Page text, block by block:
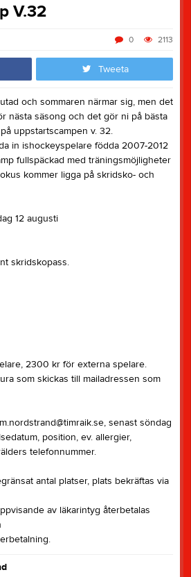
V.32
2113
0
Tweeta
och sommaren närmar sig, men det
nästa säsong och det gör ni på bästa
uppstartscampen v. 32.
in ishockeyspelare födda 2007-2012
fullspäckad med träningsmöjligheter
kommer ligga på skridsko- och
12 augusti
skridskopass.
2300 kr för externa spelare.
som skickas till mailadressen som
senast söndag
position, ev. allergier,
telefonnummer.
antal platser, plats bekräftas via
av läkarintyg återbetalas